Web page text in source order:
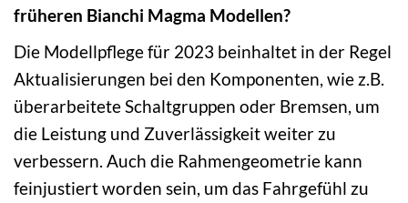
früheren Bianchi Magma Modellen?
Die Modellpflege für 2023 beinhaltet in der Regel
Aktualisierungen bei den Komponenten, wie z.B.
überarbeitete Schaltgruppen oder Bremsen, um
die Leistung und Zuverlässigkeit weiter zu
verbessern. Auch die Rahmengeometrie kann
feinjustiert worden sein, um das Fahrgefühl zu